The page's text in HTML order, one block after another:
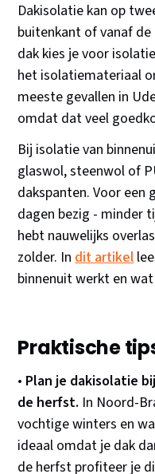
Dakisolatie kan op
buitenkant of vanaf
dak kies je voor
het isolatiemateriaal
meeste gevallen in
omdat dat veel
Bij isolatie van
glaswol, steenwol of
dakspanten. Voor een
dagen bezig - minder
hebt nauwelijks
zolder. Indit artikel
binnenuit werkt en
Praktische
• Plan je dakisolatie
de herfst. In Noord-
vochtige winters en
ideaal omdat je dak
de herfst profiteer je